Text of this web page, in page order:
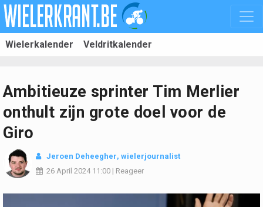
Wielerkalender Veldritkalender
Ambitieuze sprinter Tim Merlier
onthult zijn grote doel voor de
Giro
Jeroen Deheegher, wielerjournalist
26 April 202411:00 | Reageer